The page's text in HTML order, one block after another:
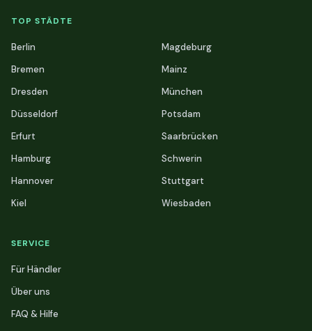
TOP STÄDTE
Berlin
Bremen
Dresden
Düsseldorf
Erfurt
Hamburg
Hannover
Kiel
Magdeburg
Mainz
München
Potsdam
Saarbrücken
Schwerin
Stuttgart
Wiesbaden
SERVICE
Für Händler
Über uns
FAQ & Hilfe